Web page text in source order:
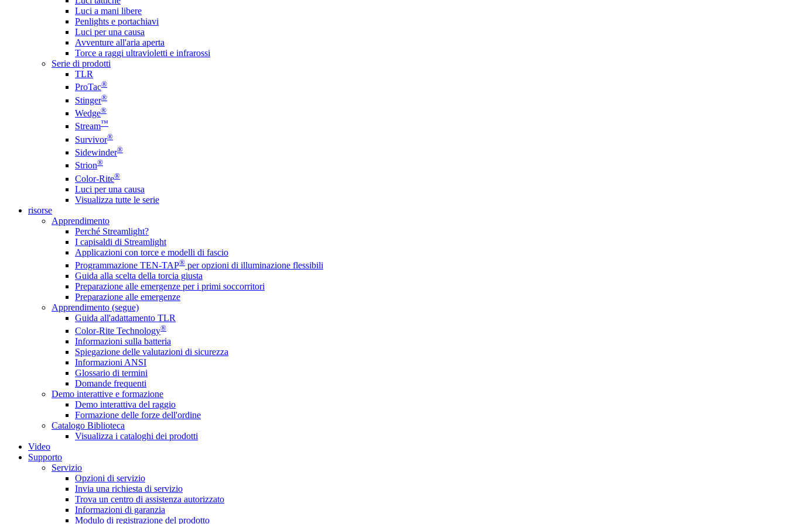
Luci a mani libere
Penlights e portachiavi
Luci per una causa
Avventure all'aria aperta
Torce a raggi ultravioletti e infrarossi
Serie di prodotti
TLR
ProTac®
Stinger®
Wedge®
Stream™
Survivor®
Sidewinder®
Strion®
Color-Rite®
Luci per una causa
Visualizza tutte le serie
risorse
Apprendimento
Perché Streamlight?
I capisaldi di Streamlight
Applicazioni con torce e modelli di fascio
Programmazione TEN-TAP® per opzioni di illuminazione flessibili
Guida alla scelta della torcia giusta
Preparazione alle emergenze per i primi soccorritori
Preparazione alle emergenze
Apprendimento (segue)
Guida all'adattamento TLR
Color-Rite Technology®
Informazioni sulla batteria
Spiegazione delle valutazioni di sicurezza
Informazioni ANSI
Glossario di termini
Domande frequenti
Demo interattive e formazione
Demo interattiva del raggio
Formazione delle forze dell'ordine
Catalogo Biblioteca
Visualizza i cataloghi dei prodotti
Video
Supporto
Servizio
Opzioni di servizio
Invia una richiesta di servizio
Trova un centro di assistenza autorizzato
Informazioni di garanzia
Modulo di registrazione del prodotto